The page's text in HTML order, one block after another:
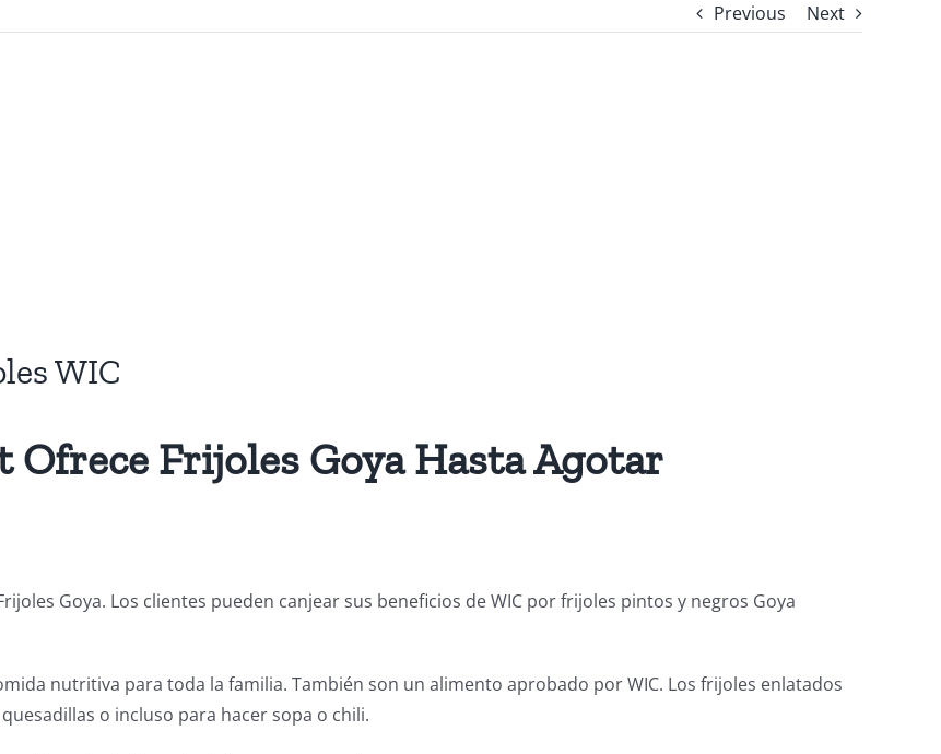
Previous Next
WIC
Frijoles Goya Hasta Agotar
Goya. Los clientes pueden canjear sus beneficios de WIC por frijoles pintos y negros Goya
nutritiva para toda la familia. También son un alimento aprobado por WIC. Los frijoles enlatados
o incluso para hacer sopa o chili.